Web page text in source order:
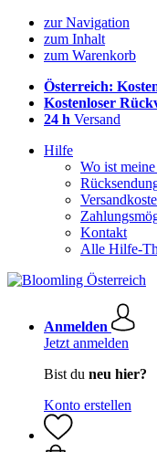
zur Navigation
zum Inhalt
zum Warenkorb
Österreich:
Kostenloser
24 h Versand
Hilfe
Wo ist
Kontakt
Alle Hilfe-
Anmelden
Jetzt anmelden
Bist du neu hier?
Konto erstellen